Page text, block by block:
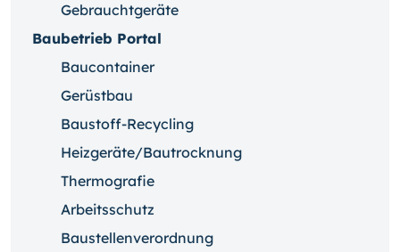
Gebrauchtgeräte
Baubetrieb Portal
Baucontainer
Gerüstbau
Baustoff-Recycling
Heizgeräte/Bautrocknung
Thermografie
Arbeitsschutz
Baustellenverordnung